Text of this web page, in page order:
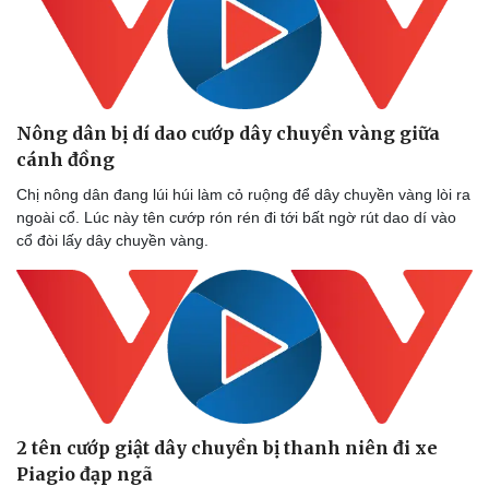
Nông dân bị dí dao cướp dây chuyền vàng giữa
cánh đồng
Chị nông dân đang lúi húi làm cỏ ruộng để dây chuyền vàng lòi ra
ngoài cổ. Lúc này tên cướp rón rén đi tới bất ngờ rút dao dí vào
cổ đòi lấy dây chuyền vàng.
2 tên cướp giật dây chuyền bị thanh niên đi xe
Piagio đạp ngã